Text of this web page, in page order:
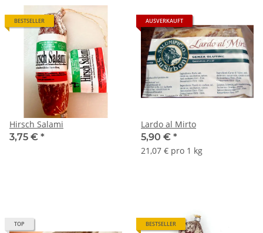
BESTSELLER
Hirsch Salami
3,75 € *
AUSVERKAUFT
Lardo al Mirto
5,90 € *
21,07 € pro 1 kg
TOP BESTSELLER